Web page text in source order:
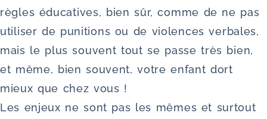
règles éducatives, bien sûr, comme de ne pas
utiliser de punitions ou de violences verbales,
mais le plus souvent tout se passe très bien,
et même, bien souvent, votre enfant dort
mieux que chez vous !
Les enjeux ne sont pas les mêmes et surtout